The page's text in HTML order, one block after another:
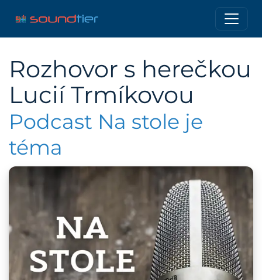
Rozhovor s herečkou
Lucií Trmíkovou
Podcast Na stole je
téma